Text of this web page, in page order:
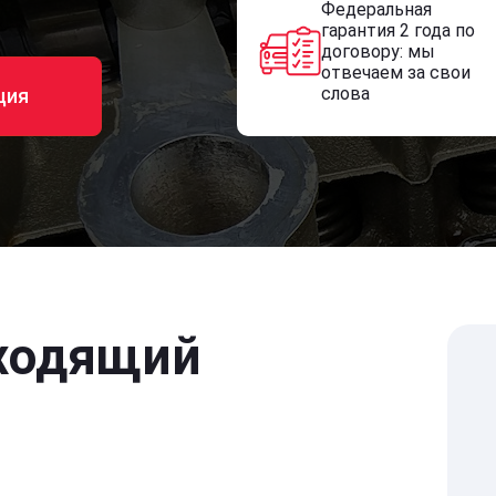
Федеральная
гарантия 2 года по
договору: мы
отвечаем за свои
слова